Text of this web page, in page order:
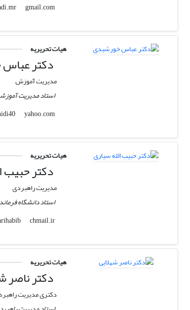
mr.khorashadi.mr
gmail.com
هیات تحریریه
دکتر
مدیریت آموزش
استاد مدیریت
a_khorshidi40
yahoo.com
هیات تحریریه
دکتر حبیب
مدیریت راهبردی
استاد دانشگاه
sayarihabib
chmail.ir
هیات تحریریه
دکتر ناصر
دکتری مدیریت